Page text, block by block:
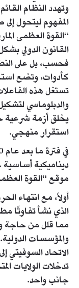
وتهدد النظام
المفهوم ليتحول
“القوة العظمى
القانون الدولي
فحسب، بل على
كأدوات، وتضع
تستغل هذه
والدبلوماسي
يخلق أزمة شرعية
استقرار منهجي.
ديناميكية أساسية
موقع “القوة
أولاً، مع انتهاء
الذي نشأ تفاوتًا
مما قلل من حاجة
والمؤسسات
الاتحاد السوفيتي
تدخلات الولايات
جانب واحد.